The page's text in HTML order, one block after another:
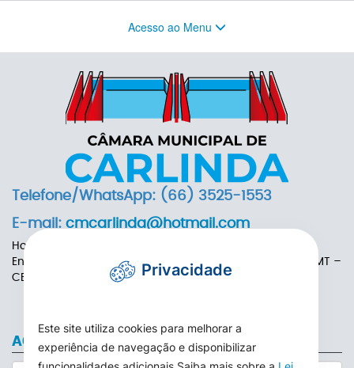
Acesso ao Menu
Telefone/WhatsApp: (66) 3525-1553
E-mail: cmcarlinda@hotmail.com
Horário de Funcionamento: das 7h às 13h
Endereço: Rua das Adálias, nº 646, Centro de Carlinda-MT –
CEP: 78587-000
ACESSO AO WEBMAIL
Privacidade
Este site utiliza cookies para melhorar a
experiência de navegação e disponibilizar